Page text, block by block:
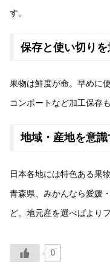
す。
保存と使い切り
果物は鮮度が命。早めに
コンポートなど加工保存
地域・産地を意識
日本各地には特色ある果
青森県、みかんなら愛媛
ど。地元産を選べばより
0